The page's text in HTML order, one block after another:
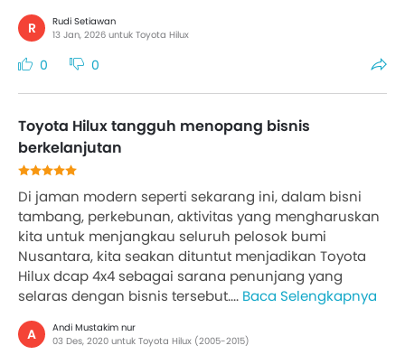
R
Rudi Setiawan
13 Jan, 2026 untuk Toyota Hilux
0 0
Toyota Hilux tangguh menopang bisnis
berkelanjutan
Di jaman modern seperti sekarang ini, dalam bisni
tambang, perkebunan, aktivitas yang mengharuskan
kita untuk menjangkau seluruh pelosok bumi
Nusantara, kita seakan dituntut menjadikan Toyota
Hilux dcap 4x4 sebagai sarana penunjang yang
selaras dengan bisnis tersebut.... Baca Selengkapnya
A
Andi Mustakim nur
03 Des, 2020 untuk Toyota Hilux (2005-2015)